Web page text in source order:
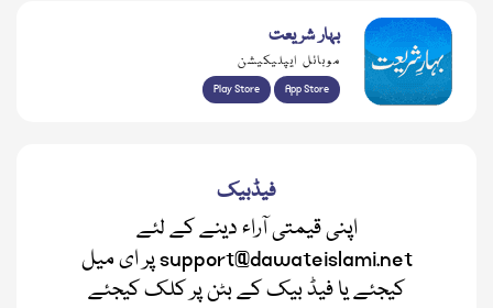
بہار شریعت
موبائل ایپلیکیشن
Play Store App Store
فیڈبیک
اپنی قیمتی آراء دینے کے لئے
support@dawateislami.net پر ای میل
کیجئے یا فیڈ بیک کے بٹن پر کلک کیجئے